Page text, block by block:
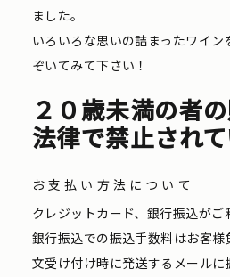
ました。
いろいろな思いの詰まったワイ
ぞいてみて下さい！
２０歳未満の者
法律で禁止されて
お支払い方法について
クレジットカード、銀行振込がご
銀行振込での振込手数料はお客
文受け付け時に発送するメールに